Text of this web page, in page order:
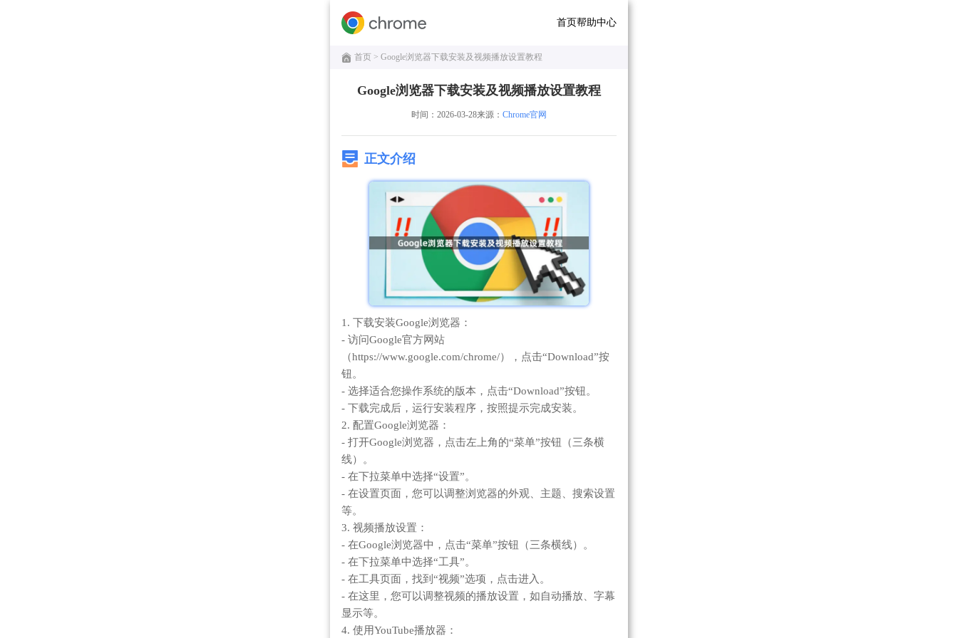
首页帮助中心
首页 > Google浏览器下载安装及视频播放设置教程
Google浏览器下载安装及视频播放设置教程
时间：2026-03-28来源： Chrome官网
正文介绍
1. 下载安装Google浏览器：
- 访问Google官方网站
（https://www.google.com/chrome/），点击“Download”按
钮。
- 选择适合您操作系统的版本，点击“Download”按钮。
- 下载完成后，运行安装程序，按照提示完成安装。
2. 配置Google浏览器：
- 打开Google浏览器，点击左上角的“菜单”按钮（三条横
线）。
- 在下拉菜单中选择“设置”。
- 在设置页面，您可以调整浏览器的外观、主题、搜索设置
等。
3. 视频播放设置：
- 在Google浏览器中，点击“菜单”按钮（三条横线）。
- 在下拉菜单中选择“工具”。
- 在工具页面，找到“视频”选项，点击进入。
- 在这里，您可以调整视频的播放设置，如自动播放、字幕
显示等。
4. 使用YouTube播放器：